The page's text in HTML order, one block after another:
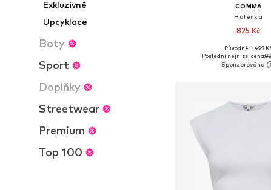
Exkluzivně
Upcyklace
Boty
Sport
Doplňky
Streetwear
Premium
Top 100
COMMA
Halenka
825 Kč
Dostupné velikosti: S, M,
Přidat do
Původně: 1 499
Poslední nejnižší cena: